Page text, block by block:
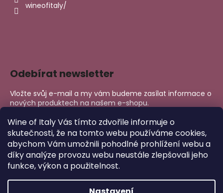
Wine of Italy Vás tímto zdvořile informuje o
skutečnosti, že na tomto webu používáme cookies,
abychom Vám umožnili pohodlné prohlížení webu a
díky analýze provozu webu neustále zlepšovali jeho
funkce, výkon a použitelnost.
wineofitaly/
Odebírat newsletter
Vložte svůj e-mail a my vám budeme zasílat informace o
nových produktech na našem e-shopu.
E-mail
PŘIHLÁSIT SE